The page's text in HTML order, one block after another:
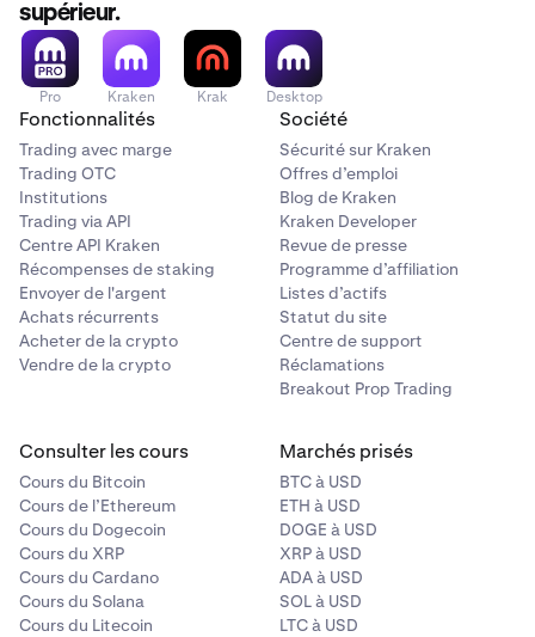
supérieur.
Pro Kraken Krak Desktop
Fonctionnalités
Trading avec marge
Trading OTC
Institutions
Trading via API
Centre API Kraken
Récompenses de staking
Envoyer de l'argent
Achats récurrents
Acheter de la crypto
Vendre de la crypto
Société
Sécurité sur Kraken
Offres d’emploi
Blog de Kraken
Kraken Developer
Revue de presse
Programme d’affiliation
Listes d’actifs
Statut du site
Centre de support
Réclamations
Breakout Prop Trading
Consulter les cours
Cours du Bitcoin
Cours de l’Ethereum
Cours du Dogecoin
Cours du XRP
Cours du Cardano
Cours du Solana
Cours du Litecoin
Marchés prisés
BTC à USD
ETH à USD
DOGE à USD
XRP à USD
ADA à USD
SOL à USD
LTC à USD